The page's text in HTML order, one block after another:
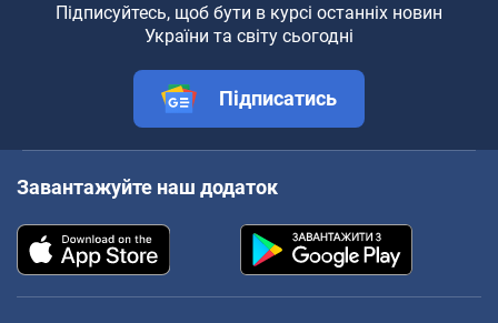
Підписуйтесь, щоб бути в курсі останніх новин
України та світу сьогодні
Підписатись
Завантажуйте наш додаток